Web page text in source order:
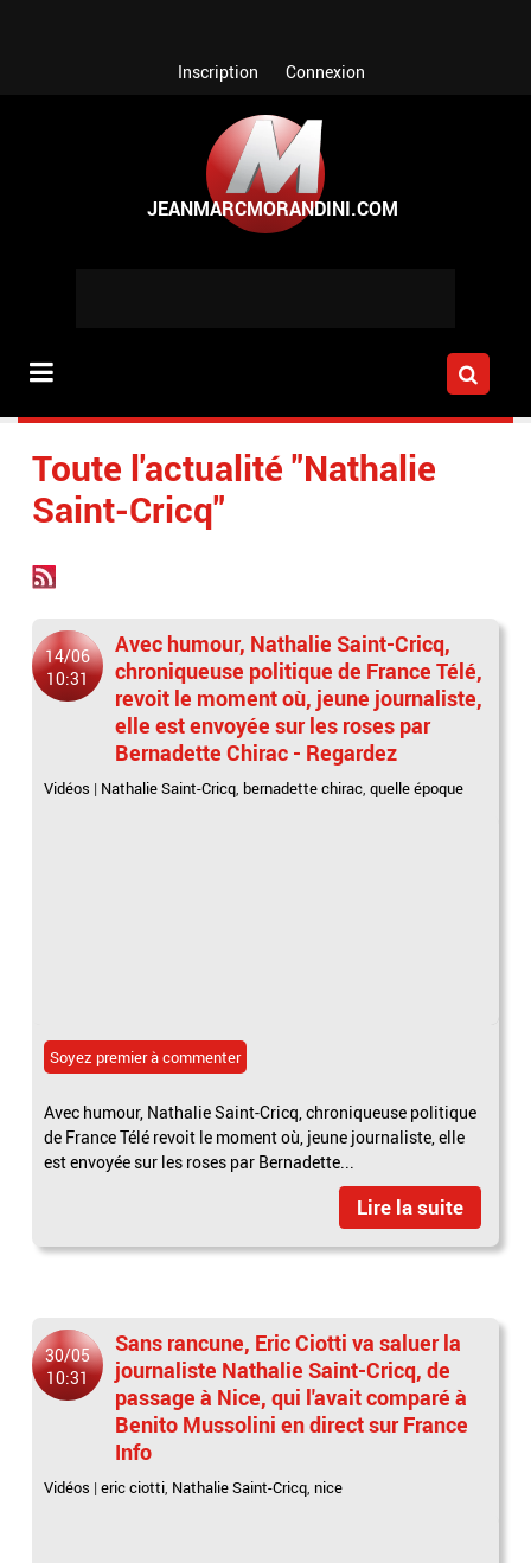
Inscription Connexion
Toute l'actualité "Nathalie
Saint-Cricq"
14/06
10:31
Avec humour, Nathalie Saint-Cricq,
chroniqueuse politique de France Télé,
revoit le moment où, jeune journaliste,
elle est envoyée sur les roses par
Bernadette Chirac - Regardez
Vidéos | Nathalie Saint-Cricq, bernadette chirac,quelle époque
Soyez premier à commenter
Avec humour, Nathalie Saint-Cricq, chroniqueuse politique
de France Télé revoit le moment où, jeune journaliste, elle
est envoyée sur les roses par Bernadette...
Lire la suite
30/05
10:31
Sans rancune, Eric Ciotti va saluer la
journaliste Nathalie Saint-Cricq, de
passage à Nice, qui l'avait comparé à
Benito Mussolini en direct sur France
Info
Vidéos |eric ciotti, Nathalie Saint-Cricq, nice